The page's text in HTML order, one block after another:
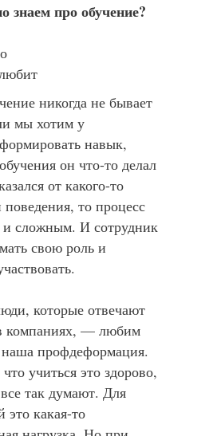
знаем про обучение?
никогда не бывает
мы хотим у
навык,
он что-то делал
от какого-то
то процесс
и сложным. И сотрудник
свою роль и
которые отвечают
компаниях, — любим
профдеформация.
учиться это здорово,
так думают. Для
это какая-то